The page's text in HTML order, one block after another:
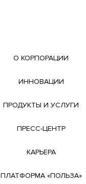
О КОРПОРАЦИИ
ИННОВАЦИИ
ПРОДУКТЫ И УСЛУГИ
ПРЕСС-ЦЕНТР
КАРЬЕРА
ПЛАТФОРМА «ПОЛЬЗА»